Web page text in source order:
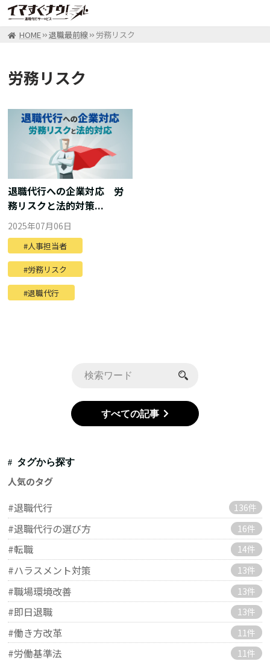
HOME 退職最前線 労務リスク
労務リスク
退職代行への企業対応 労
務リスクと法的対策...
2025年07月06日
人事担当者
労務リスク
退職代行
すべての記事
タグから探す
人気のタグ
#退職代行 136件
#退職代行の選び方 16件
#転職 14件
#ハラスメント対策 13件
#職場環境改善 13件
#即日退職 13件
#働き方改革 11件
#労働基準法 11件